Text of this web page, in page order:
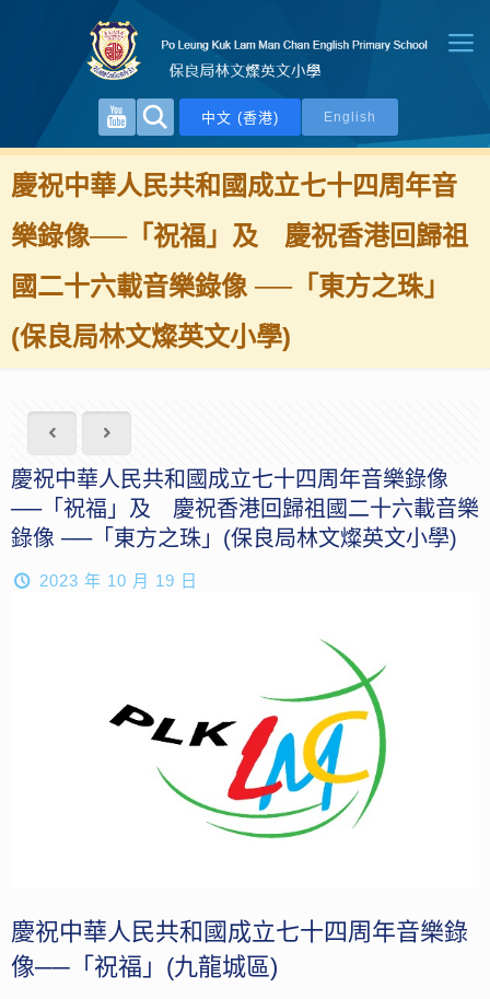
中文 (香港) English
慶祝中華人民共和國成立七十四周年音
樂錄像──「祝福」及 慶祝香港回歸祖
國二十六載音樂錄像 ──「東方之珠」
(保良局林文燦英文小學)
慶祝中華人民共和國成立七十四周年音樂錄像
──「祝福」及 慶祝香港回歸祖國二十六載音樂
錄像 ──「東方之珠」(保良局林文燦英文小學)
2023 年 10 月 19 日
慶祝中華人民共和國成立七十四周年音樂錄
像──「祝福」(九龍城區)